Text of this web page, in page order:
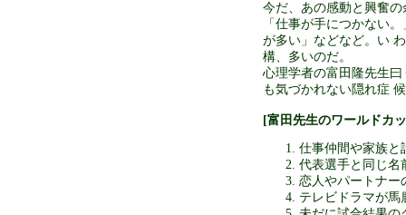
今だ、あの感動と興奮
「仕事が手につかない
が多い」などなど。い
構、多いのだ。
心理学者の富田隆先生
も気づかれない隠れ症
[富田先生のワールドカ
仕事仲間や家族と
代表選手と同じ名
恋人やパートナー
テレビドラマが馬